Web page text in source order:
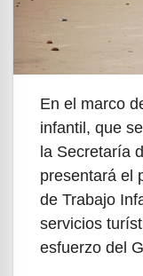
En el marco
infantil, que
la Secretaría
presentará el
de Trabajo
servicios
esfuerzo del